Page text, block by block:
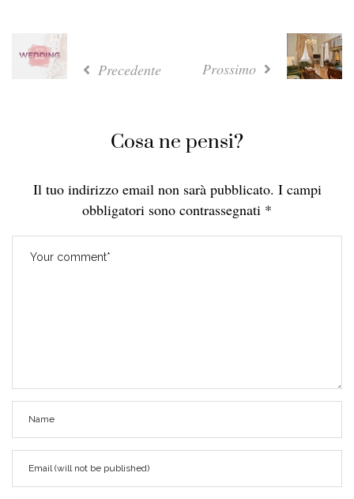
Precedente Prossimo
Cosa ne pensi?
Il tuo indirizzo email non sarà pubblicato. I campi
obbligatori sono contrassegnati *